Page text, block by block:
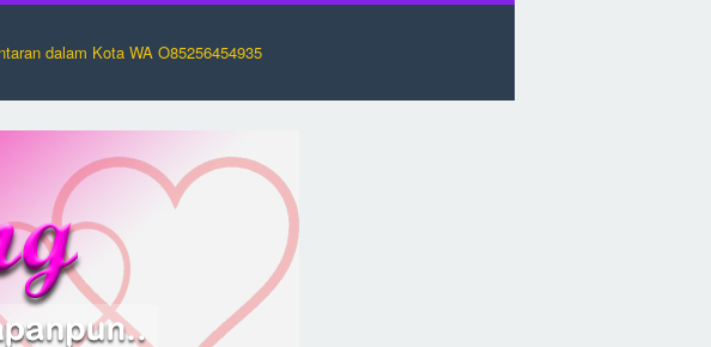
dalam Kota WA O85256454935